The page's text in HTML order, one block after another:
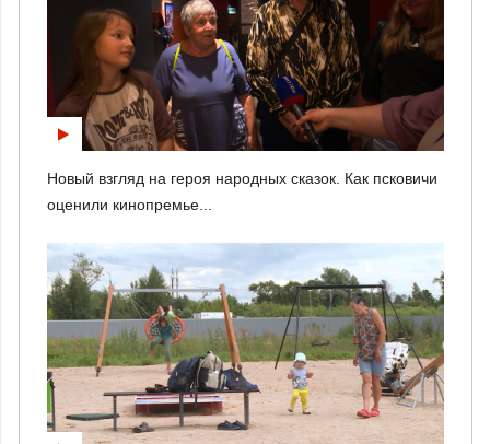
Новый взгляд на героя народных сказок. Как псковичи
оценили кинопремье...